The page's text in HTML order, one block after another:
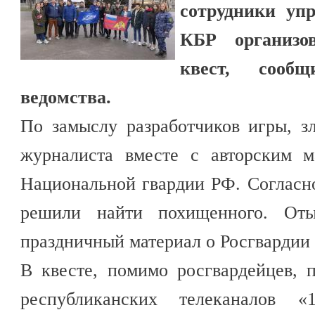
сотрудники
КБР
квест,
ведомства.
По замыслу разработчиков игры,
журналиста вместе с авторским
Национальной гвардии РФ.
решили найти похищенного.
праздничный материал о
В квесте, помимо росгвардейцев,
республиканских